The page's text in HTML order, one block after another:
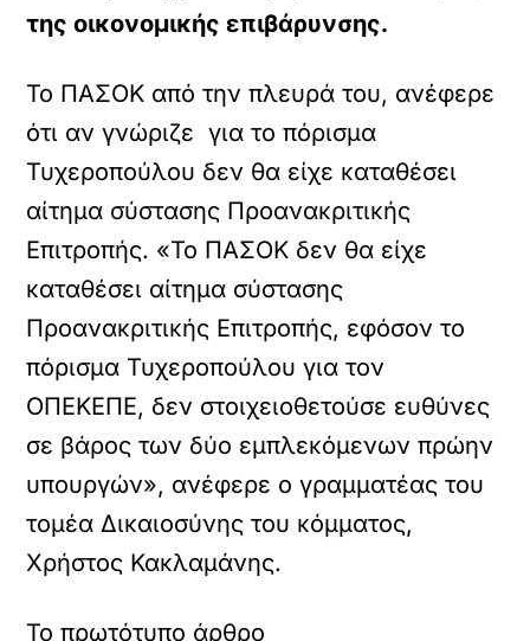
της οικονομικής επιβάρυνσης.
Το ΠΑΣΟΚ από την πλευρά του, ανέφερε
ότι αν γνώριζε για το πόρισμα
Τυχεροπούλου δεν θα είχε καταθέσει
αίτημα σύστασης Προανακριτικής
Επιτροπής. «Το ΠΑΣΟΚ δεν θα είχε
καταθέσει αίτημα σύστασης
Προανακριτικής Επιτροπής, εφόσον το
πόρισμα Τυχεροπούλου για τον
ΟΠΕΚΕΠΕ, δεν στοιχειοθετούσε ευθύνες
σε βάρος των δύο εμπλεκόμενων πρώην
υπουργών», ανέφερε ο γραμματέας του
τομέα Δικαιοσύνης του κόμματος,
Χρήστος Κακλαμάνης.
Το πρωτότυπο άρθρο